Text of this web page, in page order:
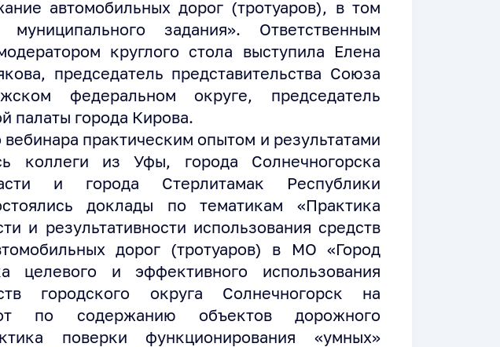
автомобильных дорог (тротуаров), в том
задания». Ответственным
круглого стола выступила Елена
председатель представительства Союза
федеральном округе, председатель
палаты города Кирова.
практическим опытом и результатами
коллеги из Уфы, города Солнечногорска
и города Стерлитамак Республики
доклады по тематикам «Практика
и результативности использования средств
дорог (тротуаров) в МО «Город
целевого и эффективного использования
городского округа Солнечногорск на
по содержанию объектов дорожного
поверки функционирования «умных»